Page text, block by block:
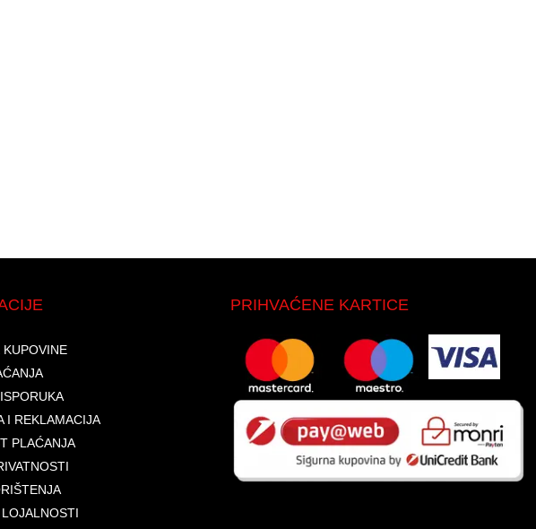
KUPOVINE
I REKLAMACIJA
PLAĆANJA
PRIHVAĆENE KARTICE